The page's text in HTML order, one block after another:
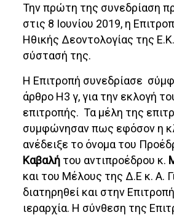
Την πρώτη της συνεδρίαση
στις 8 Ιουνίου 2019, η
Ηθικής Δεοντολογίας της
σύστασή της.
Η Επιτροπή συνεδρίασε
άρθρο Η3 γ, για την εκλογή
επιτροπής. Τα μέλη της
συμφώνησαν πως εφόσον η
ανέδειξε το όνομα του
Καβαλή του αντιπροέδρου κ.
και του Μέλους της Δ.Ε κ. Α.
διατηρηθεί και στην
ιεραρχία. Η σύνθεση της